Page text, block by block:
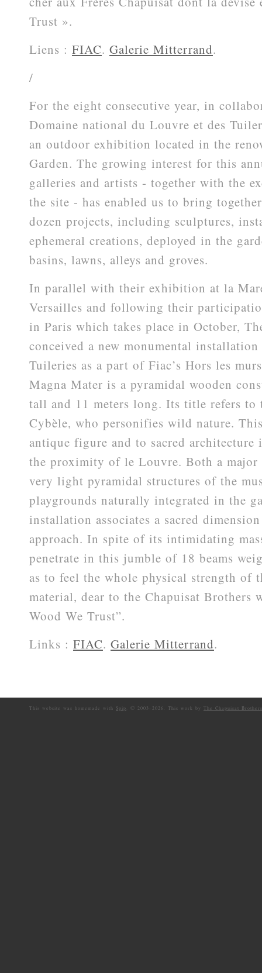
Trust ».
Liens : FIAC. Galerie Mitterrand.
/
For the eight consecutive year, in
Domaine national du Louvre et des
an outdoor exhibition located in the
Garden. The growing interest for this
galleries and artists - together with the
the site - has enabled us to bring
dozen projects, including sculptures,
ephemeral creations, deployed in the
basins, lawns, alleys and groves.
In parallel with their exhibition at la
Versailles and following their
in Paris which takes place in October,
conceived a new monumental
Tuileries as a part of Fiac’s Hors les
Magna Mater is a pyramidal wooden
tall and 11 meters long. Its title refers to
Cybèle, who personifies wild nature.
antique figure and to sacred architecture
the proximity of le Louvre. Both a major
very light pyramidal structures of the
playgrounds naturally integrated in the
installation associates a sacred
approach. In spite of its intimidating
penetrate in this jumble of 18 beams
as to feel the whole physical strength of
material, dear to the Chapuisat Brothers
Wood We Trust”.
Links : FIAC. Galerie Mitterrand.
This website was homemade with Spip © 2003– 2026. This work by The Chapuisat Brothers